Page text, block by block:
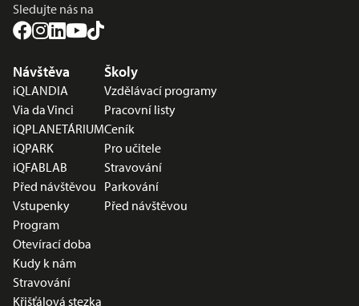
Sledujte nás na
Nabídka v zápatí
Návštěva
iQLANDIA
Via da Vinci
iQPLANETÁRIUM
iQPARK
iQFABLAB
Před návštěvou
Vstupenky
Program
Otevírací doba
Kudy k nám
Stravování
Křišťálová stezka
Školy
Vzdělávací programy
Pracovní listy
Ceník
Pro učitele
Stravování
Parkování
Před návštěvou